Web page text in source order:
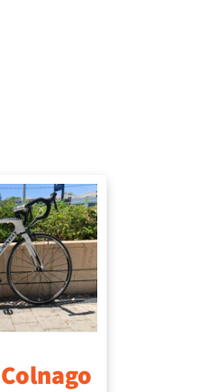
Colnago אופני כביש